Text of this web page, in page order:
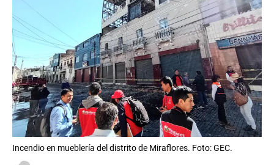
Incendio en mueblería del distrito de Miraflores. Foto: GEC.